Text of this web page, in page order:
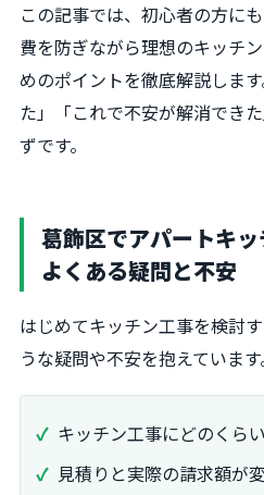
この記事では、初心者の方に
費を防ぎながら理想のキッチ
めのポイントを徹底解説しま
た」「これで不安が解消でき
ずです。
葛飾区でアパートキ
よくある疑問と不安
はじめてキッチン工事を検討
うな疑問や不安を抱えています
キッチン工事にどのくら
見積りと実際の請求額が